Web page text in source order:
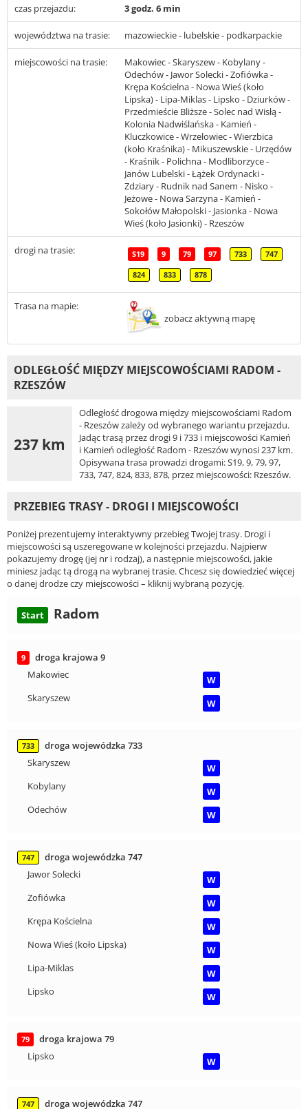
czas przejazdu: 3 godz. 6 min
województwa na trasie: mazowieckie - lubelskie - podkarpackie
miejscowości na trasie:
Makowiec - Skaryszew - Kobylany -
Odechów - Jawor Solecki - Zofiówka -
Krępa Kościelna - Nowa Wieś (koło
Lipska) - Lipa-Miklas - Lipsko - Dziurków -
Przedmieście Bliższe - Solec nad Wisłą -
Kolonia Nadwiślańska - Kamień -
Kluczkowice - Wrzelowiec - Wierzbica
(koło Kraśnika) - Mikuszewskie - Urzędów
- Kraśnik - Polichna - Modliborzyce -
Janów Lubelski - Łążek Ordynacki -
Zdziary - Rudnik nad Sanem - Nisko -
Jeżowe - Nowa Sarzyna - Kamień -
Sokołów Małopolski - Jasionka - Nowa
Wieś (koło Jasionki) - Rzeszów
drogi na trasie: S19 9 79 97 733 747
824 833 878
Trasa na mapie:
zobacz aktywną mapę
ODLEGŁOŚĆ MIĘDZY MIEJSCOWOŚCIAMI RADOM -
RZESZÓW
237 km
Odległość drogowa między miejscowościami Radom
- Rzeszów zależy od wybranego wariantu przejazdu.
Jadąc trasą przez drogi 9 i 733 i miejscowości Kamień
i Kamień odległość Radom - Rzeszów wynosi 237 km.
Opisywana trasa prowadzi drogami: S19, 9, 79, 97,
733, 747, 824, 833, 878, przez miejscowości: Rzeszów.
PRZEBIEG TRASY - DROGI I MIEJSCOWOŚCI
Poniżej prezentujemy interaktywny przebieg Twojej trasy. Drogi i
miejscowości są uszeregowane w kolejności przejazdu. Najpierw
pokazujemy drogę (jej nr i rodzaj), a następnie miejscowości, jakie
miniesz jadąc tą drogą na wybranej trasie. Chcesz się dowiedzieć więcej
o danej drodze czy miejscowości – kliknij wybraną pozycję.
Start Radom
9
droga krajowa 9
Makowiec
W
Skaryszew
W
733
droga wojewódzka 733
Skaryszew
W
Kobylany
W
Odechów
W
747
droga wojewódzka 747
Jawor Solecki
W
Zofiówka
W
Krępa Kościelna
W
Nowa Wieś (koło Lipska)
W
Lipa-Miklas
W
Lipsko
W
79
droga krajowa 79
Lipsko
W
747 droga wojewódzka 747